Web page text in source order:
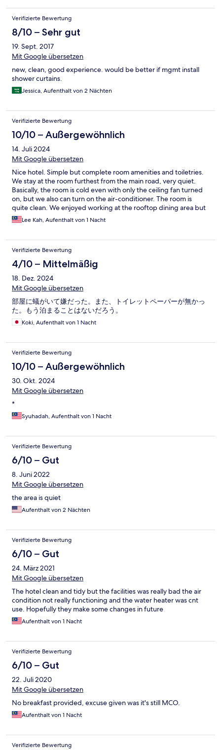
Verifizierte Bewertung
8/10 – Sehr gut
19. Sept. 2017
Mit Google übersetzen
new, clean, good experience. would be better if mgmt install
shower curtains.
Jessica, Aufenthalt von 2 Nächten
Verifizierte Bewertung
10/10 – Außergewöhnlich
14. Juli 2024
Mit Google übersetzen
Nice hotel. Simple but complete room amenities and toiletries.
We stay at the room furthest from the main road, very quiet.
Basically, the room is cold even with only the ceiling fan turned
on, but we also can turn on the air-conditioner. The room is
quite clean. We enjoyed working at the rooftop dining area but
there’s no cafeteria there. The place is for event dining.
Lee Kah, Aufenthalt von 1 Nacht
Verifizierte Bewertung
4/10 – Mittelmäßig
18. Dez. 2024
Mit Google übersetzen
部屋に蟻がいて嫌だった。また、トイレットペーパーが無かっ
た。もう泊まることはないだろう。
Koki, Aufenthalt von 1 Nacht
Verifizierte Bewertung
10/10 – Außergewöhnlich
30. Okt. 2024
Mit Google übersetzen
*
Syuhadah, Aufenthalt von 1 Nacht
Verifizierte Bewertung
6/10 – Gut
8. Juni 2022
Mit Google übersetzen
the area is quiet
Aufenthalt von 2 Nächten
Verifizierte Bewertung
6/10 – Gut
24. März 2021
Mit Google übersetzen
The hotel clean and tidy but the facilities was really bad the air
condition not really functioning and the water heater was cnt
use. Hopefully they make some changes in future
Aufenthalt von 1 Nacht
Verifizierte Bewertung
6/10 – Gut
22. Juli 2020
Mit Google übersetzen
No breakfast provided, excuse given was it's still MCO.
Aufenthalt von 1 Nacht
Verifizierte Bewertung